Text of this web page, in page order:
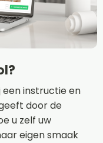
instructie en
door de
u zelf uw
eigen smaak